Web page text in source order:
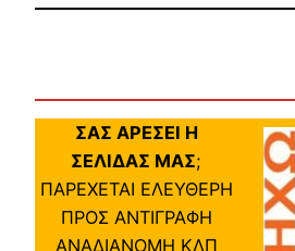
ΣΑΣ ΑΡΕΣΕΙ Η
ΣΕΛΙΔΑΣ ΜΑΣ;
ΠΑΡΕΧΕΤΑΙ ΕΛΕΥΘΕΡΗ
ΠΡΟΣ ΑΝΤΙΓΡΑΦΗ
ΑΝΑΔΙΑΝΟΜΗ ΚΛΠ